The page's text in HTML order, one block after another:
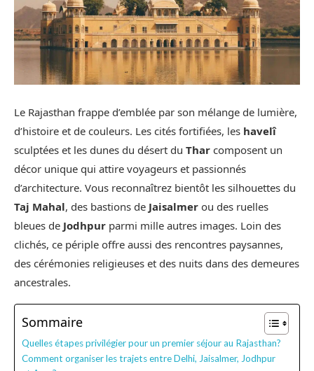
Le Rajasthan frappe d’emblée par son mélange de lumière,
d’histoire et de couleurs. Les cités fortifiées, les havelî
sculptées et les dunes du désert du Thar composent un
décor unique qui attire voyageurs et passionnés
d’architecture. Vous reconnaîtrez bientôt les silhouettes du
Taj Mahal, des bastions de Jaisalmer ou des ruelles
bleues de Jodhpur parmi mille autres images. Loin des
clichés, ce périple offre aussi des rencontres paysannes,
des cérémonies religieuses et des nuits dans des demeures
ancestrales.
Sommaire
Quelles étapes privilégier pour un premier séjour au Rajasthan?
Comment organiser les trajets entre Delhi, Jaisalmer, Jodhpur